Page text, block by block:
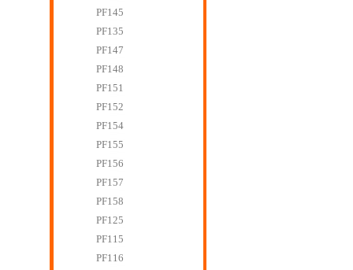
PF145
PF135
PF147
PF148
PF151
PF152
PF154
PF155
PF156
PF157
PF158
PF125
PF115
PF116